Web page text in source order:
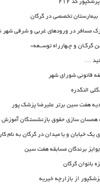
کد ۲۱۲
بیمارستان تخصصی در گرگان
مسافر در ورودهای غربی و شرقی شهر
گرگـان و چـهارراه توســعه»
…
النگدره
هفت سین برتر علیرضا پزشک پور
سازی حقوق بازنشستگان
یک خیابان و یا میدان در گرگان به نام
برندگان مسابقه هفت سین
بانوان گرگان
از بازارچه خیریه